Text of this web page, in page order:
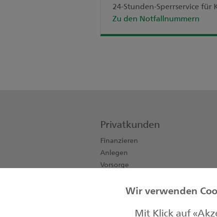
24-Stunden-Sperrservice für
Zu den Notfallnummern
Privatkunden
Finanzieren
Anlegen
Vorsorge
Private Banking
Wir verwenden
Mit Klick auf